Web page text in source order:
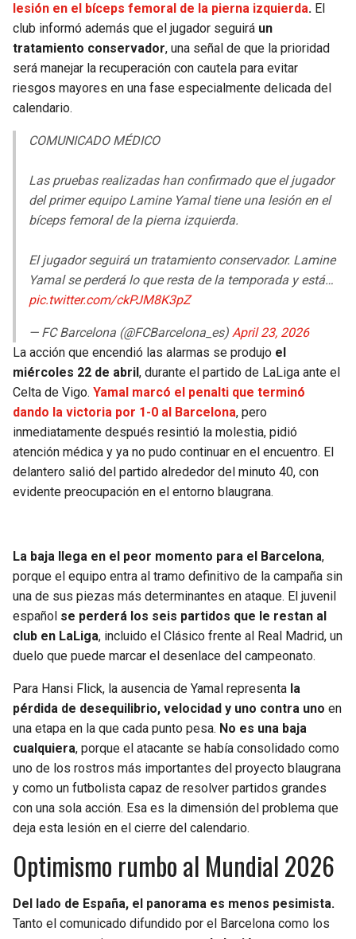
PACKERS
VIKINGS
FALCONS
PANTHERS
SAINTS
BUCCANEERS
TIMBERWOLVES
THUNDER
TRAIL BLAZERS
JAZZ
lesión en el bíceps femoral de la pierna izquierda. El
club informó además que el jugador seguirá un
tratamiento conservador, una señal de que la prioridad
será manejar la recuperación con cautela para evitar
riesgos mayores en una fase especialmente delicada del
calendario.
COMUNICADO MÉDICO
Las pruebas realizadas han confirmado que el jugador
del primer equipo Lamine Yamal tiene una lesión en el
bíceps femoral de la pierna izquierda.
El jugador seguirá un tratamiento conservador. Lamine
Yamal se perderá lo que resta de la temporada y está…
pic.twitter.com/ckPJM8K3pZ
— FC Barcelona (@FCBarcelona_es) April 23, 2026
La acción que encendió las alarmas se produjo el
miércoles 22 de abril , durante el partido de LaLiga ante el
Celta de Vigo. Yamal marcó el penalti que terminó
dando la victoria por 1-0 al Barcelona, pero
inmediatamente después resintió la molestia, pidió
atención médica y ya no pudo continuar en el encuentro. El
delantero salió del partido alrededor del minuto 40, con
evidente preocupación en el entorno blaugrana.
La baja llega en el peor momento para el Barcelona,
porque el equipo entra al tramo definitivo de la campaña sin
una de sus piezas más determinantes en ataque. El juvenil
español se perderá los seis partidos que le restan al
club en LaLiga, incluido el Clásico frente al Real Madrid, un
duelo que puede marcar el desenlace del campeonato.
Para Hansi Flick, la ausencia de Yamal representa la
pérdida de desequilibrio, velocidad y uno contra uno en
una etapa en la que cada punto pesa. No es una baja
cualquiera, porque el atacante se había consolidado como
uno de los rostros más importantes del proyecto blaugrana
y como un futbolista capaz de resolver partidos grandes
con una sola acción. Esa es la dimensión del problema que
deja esta lesión en el cierre del calendario.
Optimismo rumbo al Mundial 2026
Del lado de España, el panorama es menos pesimista.
Tanto el comunicado difundido por el Barcelona como los